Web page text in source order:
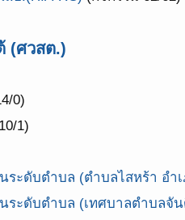
(ศวสต.)
0)
1)
ะดับตำบล (ตำบลไสหร้า อำ
ะดับตำบล (เทศบาลตำบลจั